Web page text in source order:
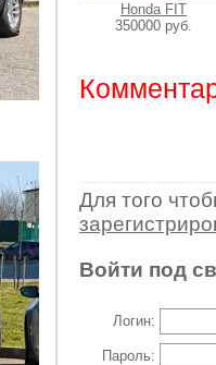
Honda FIT
350000 руб.
Для того
Войти под
Логин:
Пароль: